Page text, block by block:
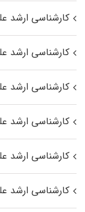
کارشناسی ارشد
کارشناسی ارشد
کارشناسی ارشد
کارشناسی ارشد
کارشناسی ارشد
کارشناسی ارشد